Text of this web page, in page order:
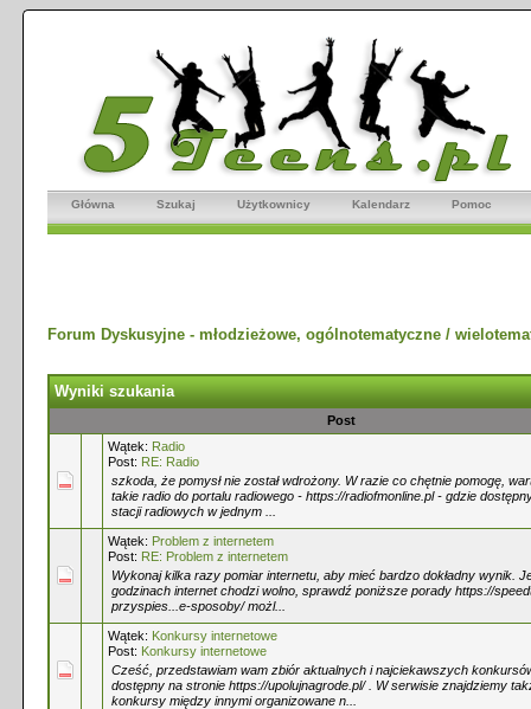
Główna Szukaj Użytkownicy Kalendarz Pomoc
Forum Dyskusyjne - młodzieżowe, ogólnotematyczne /
Wyniki szukania
Post
Wątek: Radio
Post: RE: Radio
szkoda, że pomysł nie został wdrożony. W razie co chętnie pomogę,
takie radio do portalu radiowego - https://radiofmonline.pl - gdzie
stacji radiowych w jednym ...
Wątek: Problem z internetem
Post: RE: Problem z internetem
Wykonaj kilka razy pomiar internetu, aby mieć bardzo dokładny wynik.
godzinach internet chodzi wolno, sprawdź poniższe porady https://
przyspies...e-sposoby/ możl...
Wątek: Konkursy internetowe
Post: Konkursy internetowe
Cześć, przedstawiam wam zbiór aktualnych i najciekawszych
dostępny na stronie https://upolujnagrode.pl/ . W serwisie znajdziemy
konkursy między innymi organizowane n...